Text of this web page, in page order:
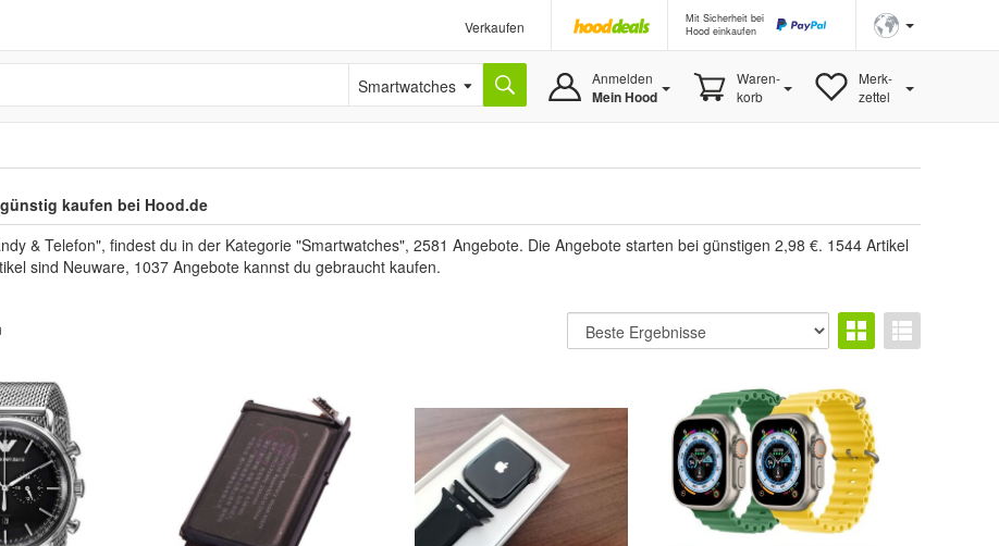
Verkaufen
Mit Sicherheit bei
Hood einkaufen
Smartwatches Anmelden
Mein Hood
Waren-
korb
Merk-
zettel
kaufen bei Hood.de
& Telefon", findest du in der Kategorie "Smartwatches", 2581 Angebote. Die Angebote starten bei günstigen 2,98 €. 1544 Artikel
sind Neuware, 1037 Angebote kannst du gebraucht kaufen.